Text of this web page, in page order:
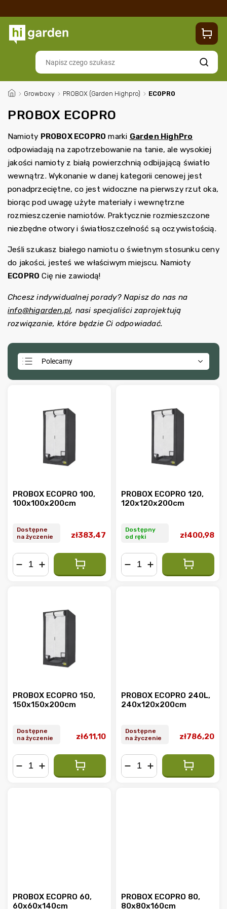
Contacts
Szukaj
/ Growboxy / PROBOX (Garden Highpro) / ECOPRO
PROBOX ECOPRO
Namioty PROBOX ECOPRO marki Garden HighPro
odpowiadają na zapotrzebowanie na tanie, ale wysokiej
jakości namioty z białą powierzchnią odbijającą światło
wewnątrz. Wykonanie w danej kategorii cenowej jest
ponadprzeciętne, co jest widoczne na pierwszy rzut oka,
biorąc pod uwagę użyte materiały i wewnętrzne
rozmieszczenie namiotów. Praktycznie rozmieszczone
niezbędne otwory i światłoszczelność są oczywistością.
Jeśli szukasz białego namiotu o świetnym stosunku ceny
do jakości, jesteś we właściwym miejscu. Namioty
ECOPRO Cię nie zawiodą!
Chcesz indywidualnej porady? Napisz do nas na
info@higarden.pl, nasi specjaliści zaprojektują
rozwiązanie, które będzie Ci odpowiadać.
Polecamy
Najczęściej sprzedawane
PROBOX ECOPRO 100,
100x100x200cm
Dostępne
na życzenie
zł383,47
PROBOX ECOPRO 120,
120x120x200cm
Dostępny
od ręki
zł400,98
PROBOX ECOPRO 150,
150x150x200cm
Dostępne
na życzenie
zł611,10
PROBOX ECOPRO 240L,
240x120x200cm
Dostępne
na życzenie
zł786,20
PROBOX ECOPRO 60,
60x60x140cm
PROBOX ECOPRO 80,
80x80x160cm